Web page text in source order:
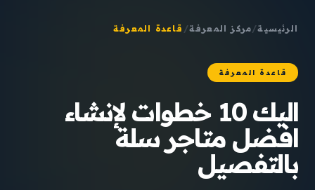
الرئيسية/مركز المعرفة/ قاعدة المعرفة
قاعدة المعرفة
اليك 10 خطوات لإنشاء
افضل متاجر سلة
بالتفصيل